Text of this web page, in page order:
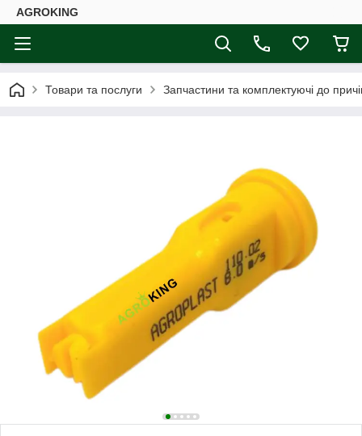
AGROKING
Товари та послуги Запчастини та комплектуючі до